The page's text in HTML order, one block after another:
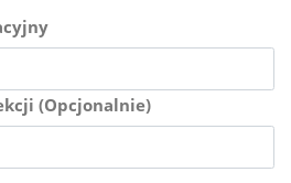
(Opcjonalnie)